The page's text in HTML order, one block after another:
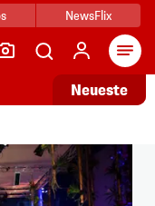
NewsFlix
Neueste